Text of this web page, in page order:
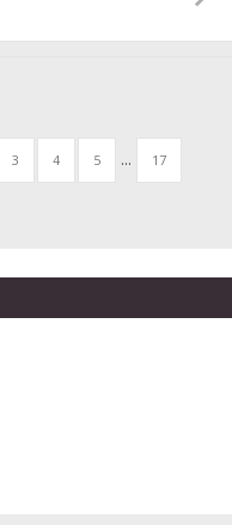
3 4 5 ... 17